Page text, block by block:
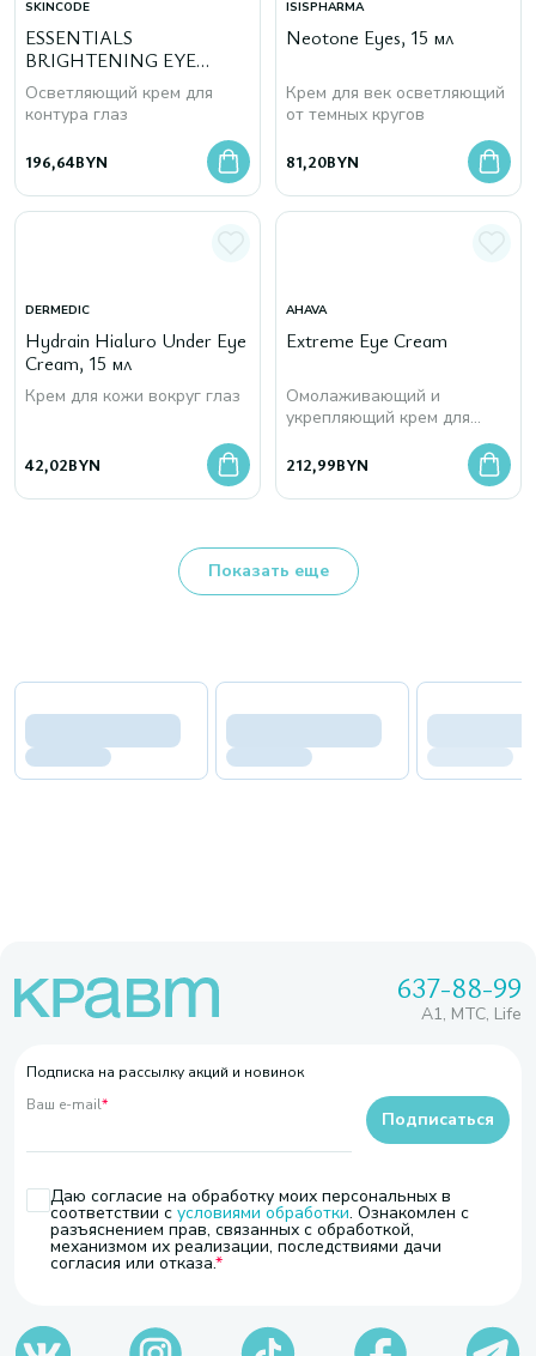
SKINCODE
ESSENTIALS
BRIGHTENING EYE
CONTOUR CREAM, 15 мл
Осветляющий крем для
контура глаз
196,64BYN
ISISPHARMA
Neotone Eyes, 15 мл
Крем для век осветляющий
от темных кругов
81,20BYN
DERMEDIC
Hydrain Hialuro Under Eye
Cream, 15 мл
Крем для кожи вокруг глаз
42,02BYN
AHAVA
Extreme Eye Cream
Омолаживающий и
укрепляющий крем для
212,99BYN
Показать еще
637-88-99
A1, МТС, Life
Подписка на рассылку акций и новинок
Ваш e-mail*
Даю согласие на обработку моих персональных в
соответствии с условиями обработки. Ознакомлен с
разъяснением прав, связанных с обработкой,
механизмом их реализации, последствиями дачи
согласия или отказа.
Подписаться